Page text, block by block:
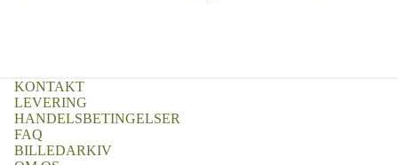
KONTAKT
LEVERING
HANDELSBETINGELSER
FAQ
BILLEDARKIV